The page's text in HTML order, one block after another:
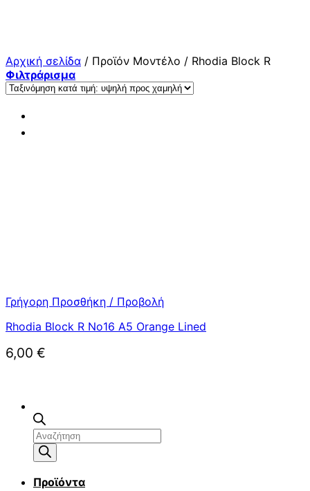
Αναζήτηση
προϊόντων
Προϊόντα
Αρχική σελίδα / Προϊόν Μοντέλο / Rhodia Block R
Φιλτράρισμα
Γρήγορη Προσθήκη / Προβολή
Rhodia Block R No16 A5 Orange Lined
6,00 €